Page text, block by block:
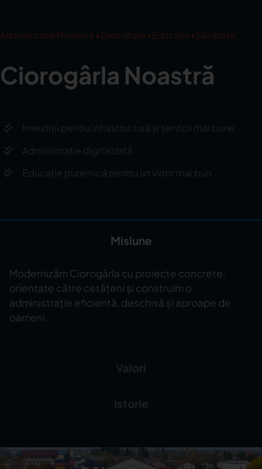
Administrație Modernă • Dezvoltare • Educație • Sănătate
Ciorogârla Noastră
Investiții pentru infrastructură și servicii mai bune
Administrație digitalizată
Educație puternică pentru un viitor mai bun
Misiune
Modernizăm Ciorogârla cu proiecte concrete,
orientate către cetățeni și construim o
administrație eficientă, deschisă și aproape de
oameni.